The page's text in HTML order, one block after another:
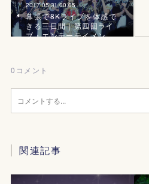
2017.05.31 00:05
幕張で8Kライブを体感で
きる三日間｜第四回ライ
ブ・エンテーテイメン…
0 コメント
関連記事